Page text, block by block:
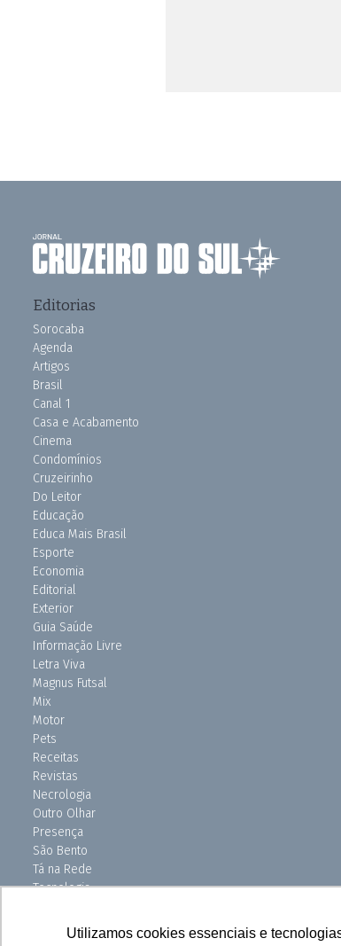
Utilizamos cookies essenciais e
Editorias
Sorocaba
Agenda
Artigos
Brasil
Canal 1
Casa e Acabamento
Cinema
Condomínios
Cruzeirinho
Do Leitor
Educação
Educa Mais Brasil
Esporte
Economia
Editorial
Exterior
Guia Saúde
Informação Livre
Letra Viva
Magnus Futsal
Mix
Motor
Pets
Receitas
Revistas
Necrologia
Outro Olhar
Presença
São Bento
Tá na Rede
Tecnologia
Uniso Ciência